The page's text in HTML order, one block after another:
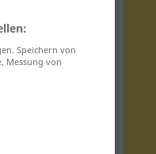
Speichern von
Messung von